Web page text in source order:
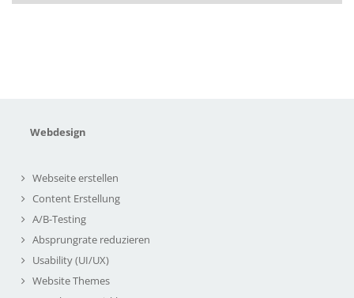
Webdesign
Webseite erstellen
Content Erstellung
A/B-Testing
Absprungrate reduzieren
Usability (UI/UX)
Website Themes